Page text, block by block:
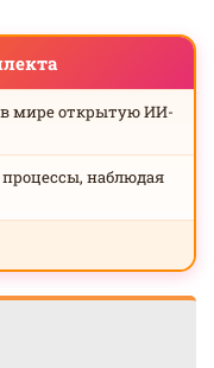
мире открытую ИИ-
наблюдая